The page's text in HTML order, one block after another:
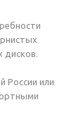
дисков.
России или